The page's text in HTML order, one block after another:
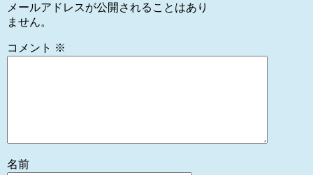
メールアドレスが公開されることはあり
ません。
コメント ※
名前